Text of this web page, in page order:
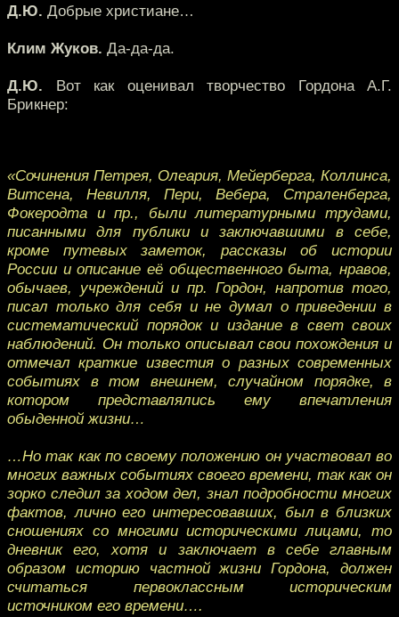
Д.Ю. Добрые христиане…
Клим Жуков. Да-да-да.
Д.Ю. Вот как оценивал творчество Гордона А.Г.
Брикнер:
«Сочинения Петрея, Олеария, Мейерберга, Коллинса,
Витсена, Невилля, Пери, Вебера, Страленберга,
Фокеродта и пр., были литературными трудами,
писанными для публики и заключавшими в себе,
кроме путевых заметок, рассказы об истории
России и описание её общественного быта, нравов,
обычаев, учреждений и пр. Гордон, напротив того,
писал только для себя и не думал о приведении в
систематический порядок и издание в свет своих
наблюдений. Он только описывал свои похождения и
отмечал краткие известия о разных современных
событиях в том внешнем, случайном порядке, в
котором представлялись ему впечатления
обыденной жизни…
…Но так как по своему положению он участвовал во
многих важных событиях своего времени, так как он
зорко следил за ходом дел, знал подробности многих
фактов, лично его интересовавших, был в близких
сношениях со многими историческими лицами, то
дневник его, хотя и заключает в себе главным
образом историю частной жизни Гордона, должен
считаться первоклассным историческим
источником его времени….